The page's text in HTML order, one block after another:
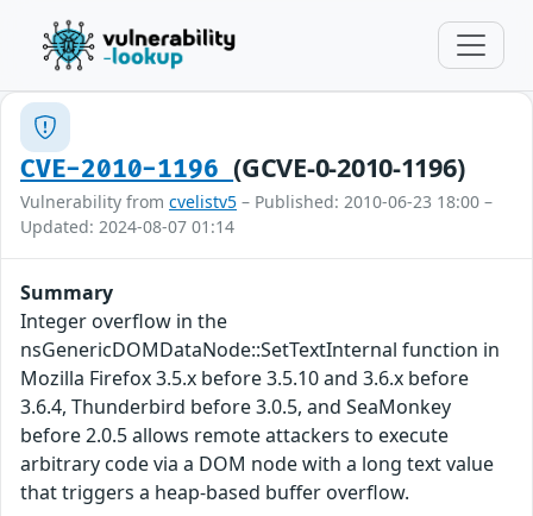
CVE-2010-1196(GCVE-0-2010-1196)
Vulnerability from cvelistv5 – Published: 2010-06-23 18:00 –
Updated: 2024-08-07 01:14
Summary
Integer overflow in the
nsGenericDOMDataNode::SetTextInternal function in
Mozilla Firefox 3.5.x before 3.5.10 and 3.6.x before
3.6.4, Thunderbird before 3.0.5, and SeaMonkey
before 2.0.5 allows remote attackers to execute
arbitrary code via a DOM node with a long text value
that triggers a heap-based buffer overflow.